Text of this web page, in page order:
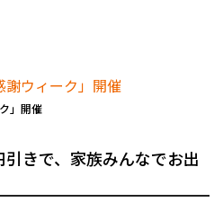
」開催
きで、家族みんなでお出